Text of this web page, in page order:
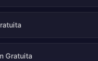
Gratuita